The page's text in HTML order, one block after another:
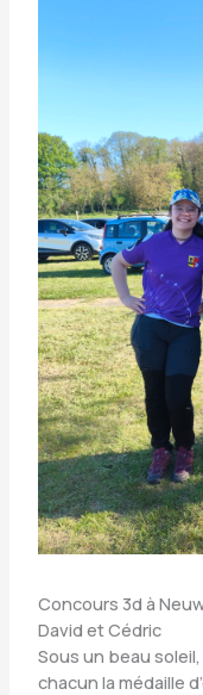
Concours 3d à
David et Cédric
Sous un beau
chacun la médaille